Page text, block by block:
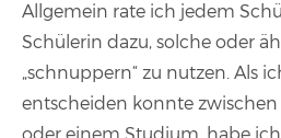
Allgemein rate ich jedem
Schülerin dazu, solche oder
„schnuppern“ zu nutzen. Als
entscheiden konnte